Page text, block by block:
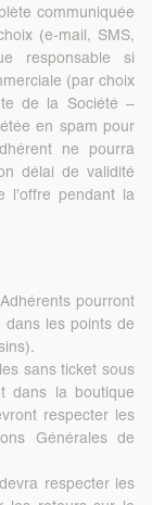
communiquée
(e-mail, SMS,
responsable si
(par choix
de la Société –
en spam pour
ne pourra
délai de validité
l’offre pendant la
pourront
dans les points de
sans ticket sous
dans la boutique
respecter les
Générales de
respecter les